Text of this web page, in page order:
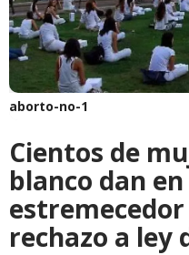
aborto-no-1
Cientos de
blanco dan
rechazo a ley